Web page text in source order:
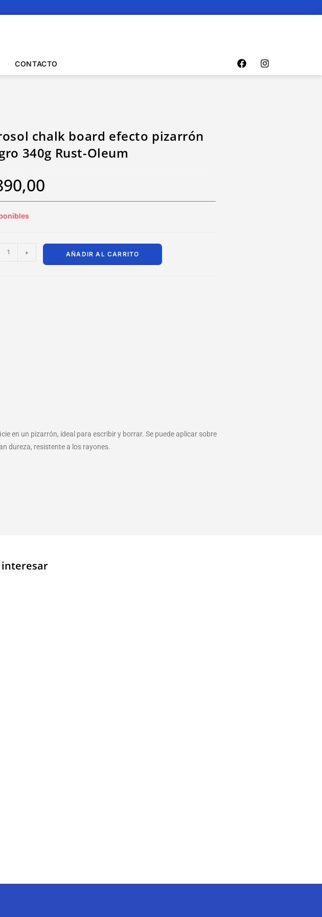
CONTACTO
chalk board efecto pizarrón
340g Rust-Oleum
+ AÑADIR AL CARRITO
en un pizarrón, ideal para escribir y borrar. Se puede aplicar sobre
dureza, resistente a los rayones.
interesar